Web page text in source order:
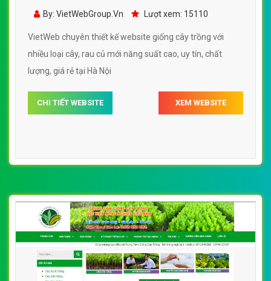
cây trồng với nhiều loại cây, rau củ mới năng
By: VietWebGroup.Vn Lượt xem: 15110
VietWeb chuyên thiết kế website giống cây trồng với
nhiều loại cây, rau củ mới năng suất cao, uy tín, chất
lượng, giá rẻ tại Hà Nội
CHI TIẾT WEBSITE XEM WEBSITE